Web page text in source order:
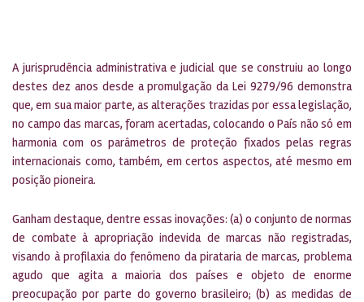
A jurisprudência administrativa e judicial que se construiu ao longo
destes dez anos desde a promulgação da Lei 9279/96 demonstra
que, em sua maior parte, as alterações trazidas por essa legislação,
no campo das marcas, foram acertadas, colocando o País não só em
harmonia com os parâmetros de proteção fixados pelas regras
internacionais como, também, em certos aspectos, até mesmo em
posição pioneira.
Ganham destaque, dentre essas inovações: (a) o conjunto de normas
de combate à apropriação indevida de marcas não registradas,
visando à profilaxia do fenômeno da pirataria de marcas, problema
agudo que agita a maioria dos países e objeto de enorme
preocupação por parte do governo brasileiro; (b) as medidas de